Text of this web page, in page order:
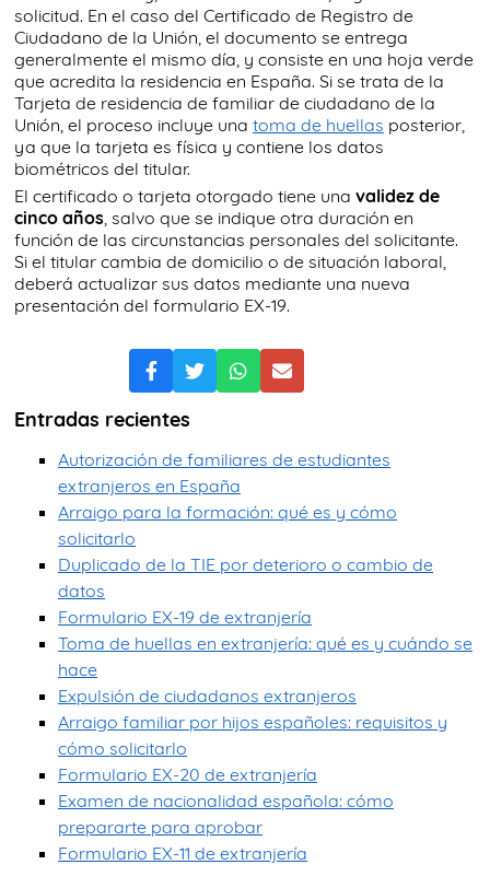
solicitud. En el caso del Certificado de Registro de
Ciudadano de la Unión, el documento se entrega
generalmente el mismo día, y consiste en una hoja verde
que acredita la residencia en España. Si se trata de la
Tarjeta de residencia de familiar de ciudadano de la
Unión, el proceso incluye una toma de huellas posterior,
ya que la tarjeta es física y contiene los datos
biométricos del titular.
El certificado o tarjeta otorgado tiene una validez de
cinco años, salvo que se indique otra duración en
función de las circunstancias personales del solicitante.
Si el titular cambia de domicilio o de situación laboral,
deberá actualizar sus datos mediante una nueva
presentación del formulario EX-19.
Entradas recientes
Autorización de familiares de estudiantes
extranjeros en España
Arraigo para la formación: qué es y cómo
solicitarlo
Duplicado de la TIE por deterioro o cambio de
datos
Formulario EX-19 de extranjería
Toma de huellas en extranjería: qué es y cuándo se
hace
Expulsión de ciudadanos extranjeros
Arraigo familiar por hijos españoles: requisitos y
cómo solicitarlo
Formulario EX-20 de extranjería
Examen de nacionalidad española: cómo
prepararte para aprobar
Formulario EX-11 de extranjería